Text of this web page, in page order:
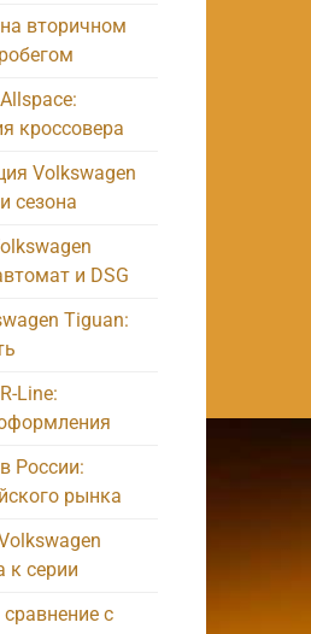
вторичном
кроссовера
Volkswagen
сезона
и DSG
Tiguan:
Line:
России:
рынка
к серии
с